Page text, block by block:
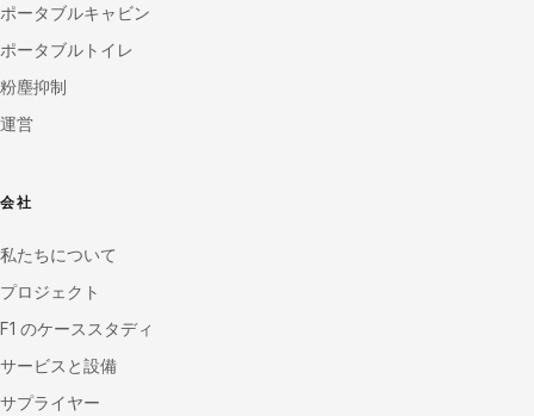
ポータブルキャビン
ポータブルトイレ
粉塵抑制
運営
会社
私たちについて
プロジェクト
F1 のケーススタディ
サービスと設備
サプライヤー